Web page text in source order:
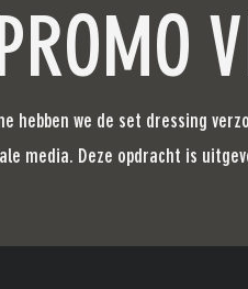
hebben we de set dressing
media.​ Deze opdracht is